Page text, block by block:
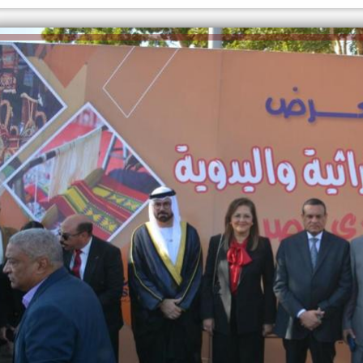
الكاتبة إلهام شرشر تهنئ الرئيس
السيسي بعيد ميلاده وتُشيد بجهوده
في بناء الدولة
رسالتى لآخر الزمان «محطة الضبعة